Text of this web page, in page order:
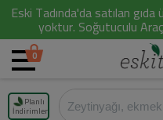
Eski Tadında'da satılan
yoktur. Soğutuculu
0
Planlı
İndirimler